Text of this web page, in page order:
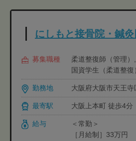
にしもと接骨院・鍼
募集職種
柔道整復師（管理）
国資学生（柔道整復
勤務地 大阪府大阪市天王
最寄駅 大阪上本町 徒歩4分
給与
＜常勤＞
［月給制］33万円